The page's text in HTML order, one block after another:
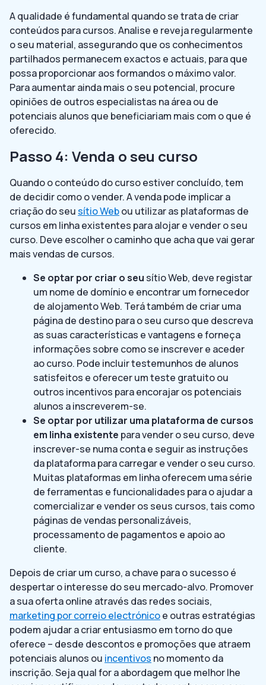
A qualidade é fundamental quando se trata de criar
conteúdos para cursos. Analise e reveja regularmente
o seu material, assegurando que os conhecimentos
partilhados permanecem exactos e actuais, para que
possa proporcionar aos formandos o máximo valor.
Para aumentar ainda mais o seu potencial, procure
opiniões de outros especialistas na área ou de
potenciais alunos que beneficiariam mais com o que é
oferecido.
Passo 4: Venda o seu curso
Quando o conteúdo do curso estiver concluído, tem
de decidir como o vender. A venda pode implicar a
criação do seu sítio Webou utilizar as plataformas de
cursos em linha existentes para alojar e vender o seu
curso. Deve escolher o caminho que acha que vai gerar
mais vendas de cursos.
Se optar por criar o seu sítio Web, deve registar
um nome de domínio e encontrar um fornecedor
de alojamento Web. Terá também de criar uma
página de destino para o seu curso que descreva
as suas características e vantagens e forneça
informações sobre como se inscrever e aceder
ao curso. Pode incluir testemunhos de alunos
satisfeitos e oferecer um teste gratuito ou
outros incentivos para encorajar os potenciais
alunos a inscreverem-se.
Se optar por utilizar uma plataforma de cursos
em linha existente para vender o seu curso, deve
inscrever-se numa conta e seguir as instruções
da plataforma para carregar e vender o seu curso.
Muitas plataformas em linha oferecem uma série
de ferramentas e funcionalidades para o ajudar a
comercializar e vender os seus cursos, tais como
páginas de vendas personalizáveis,
processamento de pagamentos e apoio ao
cliente.
Depois de criar um curso, a chave para o sucesso é
despertar o interesse do seu mercado-alvo. Promover
a sua oferta online através das redes sociais,
marketing por correio electrónicoe outras estratégias
podem ajudar a criar entusiasmo em torno do que
oferece – desde descontos e promoções que atraem
potenciais alunos ou incentivos no momento da
inscrição. Seja qual for a abordagem que melhor lhe